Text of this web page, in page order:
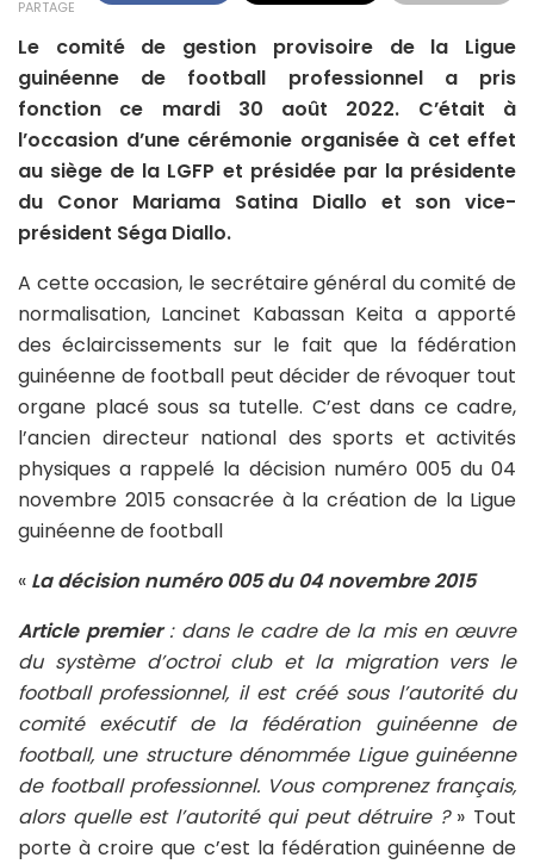
PARTAGE
Le comité de gestion provisoire de la Ligue
guinéenne de football professionnel a pris
fonction ce mardi 30 août 2022. C’était à
l’occasion d’une cérémonie organisée à cet effet
au siège de la LGFP et présidée par la présidente
du Conor Mariama Satina Diallo et son vice-
président Séga Diallo.
A cette occasion, le secrétaire général du comité de
normalisation, Lancinet Kabassan Keita a apporté
des éclaircissements sur le fait que la fédération
guinéenne de football peut décider de révoquer tout
organe placé sous sa tutelle. C’est dans ce cadre,
l’ancien directeur national des sports et activités
physiques a rappelé la décision numéro 005 du 04
novembre 2015 consacrée à la création de la Ligue
guinéenne de football
« La décision numéro 005 du 04 novembre 2015
Article premier: dans le cadre de la mis en œuvre
du système d’octroi club et la migration vers le
football professionnel, il est créé sous l’autorité du
comité exécutif de la fédération guinéenne de
football, une structure dénommée Ligue guinéenne
de football professionnel. Vous comprenez français,
alors quelle est l’autorité qui peut détruire ?» Tout
porte à croire que c’est la fédération guinéenne de